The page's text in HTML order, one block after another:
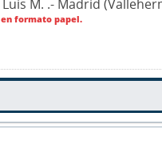
M. .- Madrid
formato papel.